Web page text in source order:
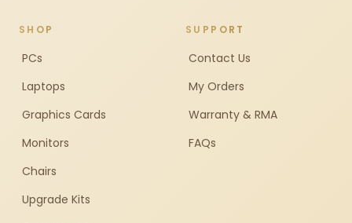
SHOP
PCs
Laptops
Graphics Cards
Monitors
Chairs
Upgrade Kits
SUPPORT
Contact Us
My Orders
Warranty & RMA
FAQs